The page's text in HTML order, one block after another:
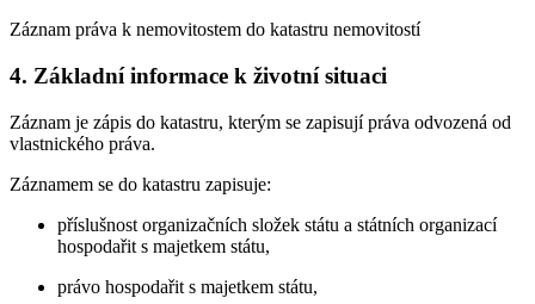
Záznam práva k nemovitostem do katastru nemovitostí
4. Základní informace k životní situaci
Záznam je zápis do katastru, kterým se zapisují práva odvozená od
vlastnického práva.
Záznamem se do katastru zapisuje:
příslušnost organizačních složek státu a státních organizací
hospodařit s majetkem státu,
právo hospodařit s majetkem státu,